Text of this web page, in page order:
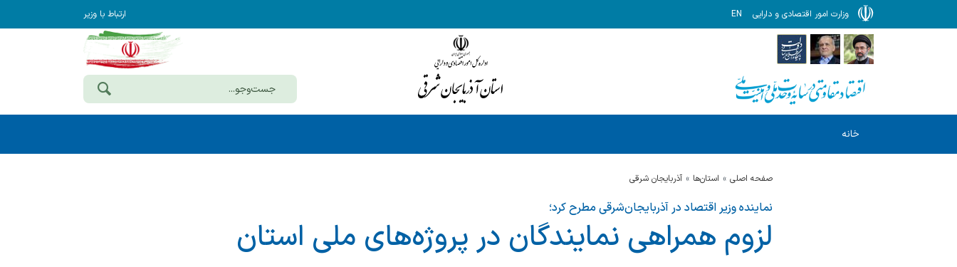
وزارت امور اقتصادی و دارایی EN ارتباط با وزیر
خانه
صفحه اصلی استان‌ها آذربايجان شرقي
نماینده وزیر اقتصاد در آذربایجان‌شرقی مطرح کرد؛
لزوم همراهی نمایندگان در پروژه‌های ملی استان